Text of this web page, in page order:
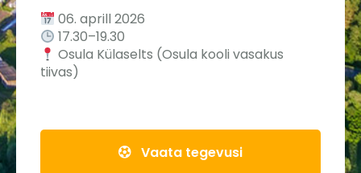
06. aprill 2026
17.30–19.30
Osula Külaselts (Osula kooli vasakus
tiivas)
Vaata tegevusi